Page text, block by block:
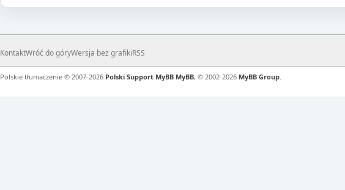
KontaktWróć do góryWersja bez grafikiRSS
Polskie tłumaczenie © 2007-2026 Polski Support MyBB MyBB, © 2002-2026 MyBB Group.